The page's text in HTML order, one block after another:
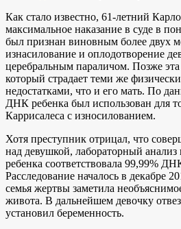
Как стало известно, 61-летний
максимальное наказание в суде в
был признан виновным более двух
изнасилование и оплодотворение
церебральным параличом. Позже эта
который страдает теми же
недостатками, что и его мать. По
ДНК ребенка был использован для
Каррисалеса с износилованием.
Хотя преступник отрицал, что
над девушкой, лабораторный
ребенка соответствовала 99,99%
Расследование началось в декабре
семья жертвы заметила
живота. В дальнейшем девочку
установил беременность.